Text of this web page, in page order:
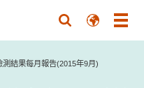
結果每月報告(2015年9月)